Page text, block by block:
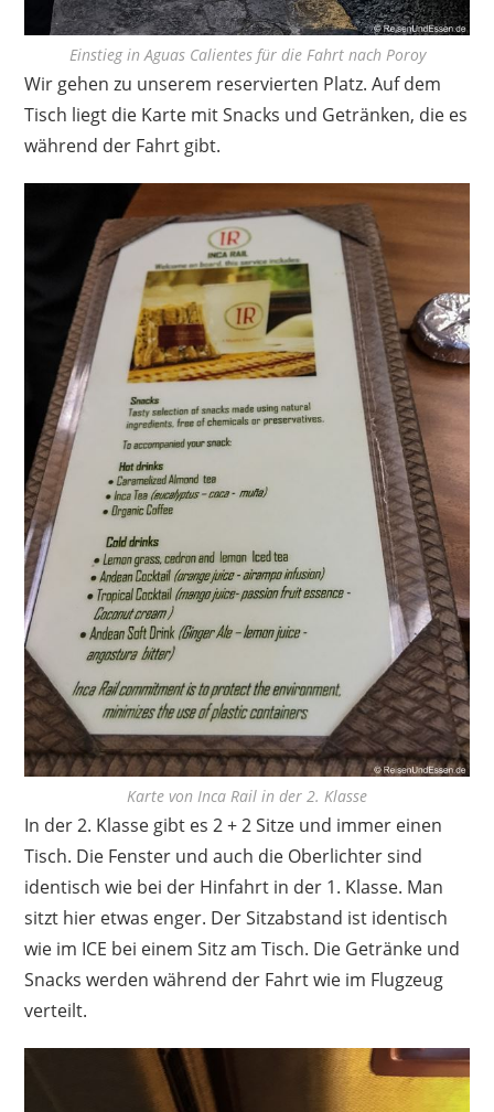
Einstieg in Aguas Calientes für die Fahrt nach Poroy
Wir gehen zu unserem reservierten Platz. Auf dem
Tisch liegt die Karte mit Snacks und Getränken, die es
während der Fahrt gibt.
Karte von Inca Rail in der 2. Klasse
In der 2. Klasse gibt es 2 + 2 Sitze und immer einen
Tisch. Die Fenster und auch die Oberlichter sind
identisch wie bei der Hinfahrt in der 1. Klasse. Man
sitzt hier etwas enger. Der Sitzabstand ist identisch
wie im ICE bei einem Sitz am Tisch. Die Getränke und
Snacks werden während der Fahrt wie im Flugzeug
verteilt.